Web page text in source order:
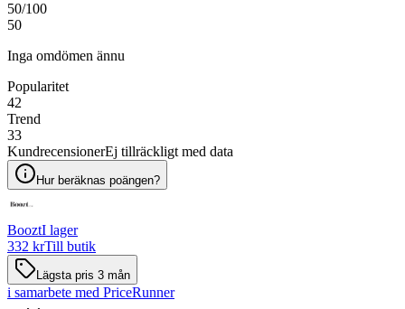
50/100
50
Inga omdömen ännu
Popularitet
42
Trend
33
KundrecensionerEj tillräckligt med data
Hur beräknas poängen?
BooztI lager
332 krTill butik
Lägsta pris 3 mån
i samarbete med PriceRunner